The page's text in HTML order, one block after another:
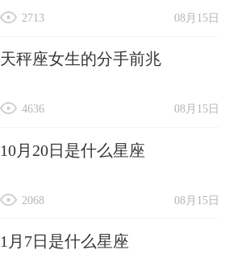
08月15日
2713
天秤座女生的分手前兆
08月15日
4636
10月20日是什么星座
08月15日
2068
1月7日是什么星座